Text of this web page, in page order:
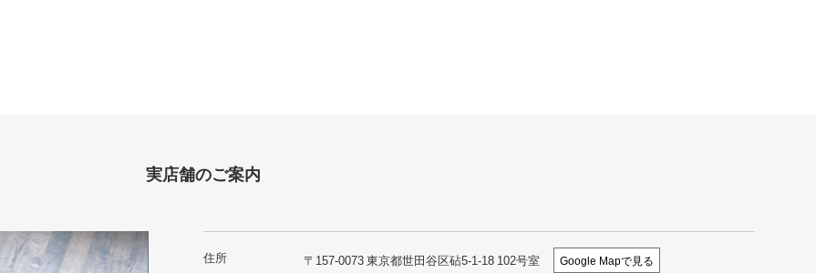
実店舗のご案内
住所 〒157-0073 東京都世田谷区砧5-1-18 102号室 Google Mapで見る